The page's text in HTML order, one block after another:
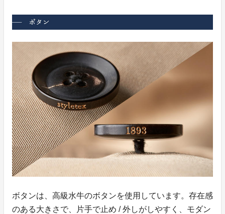
ボタンは、高級水牛のボタンを使用しています。存在感
のある大きさで、片手で止め / 外しがしやすく、モダン